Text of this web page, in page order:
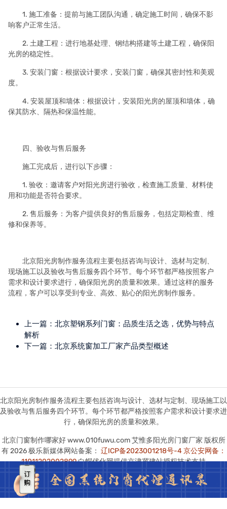
1. 施工准备：提前与施工团队沟通，确定施工时间，确保不影
响客户正常生活。
2. 土建工程：进行地基处理、钢结构搭建等土建工程，确保阳
光房的稳定性。
3. 安装门窗：根据设计要求，安装门窗，确保其密封性和美观
度。
4. 安装屋顶和墙体：根据设计，安装阳光房的屋顶和墙体，确
保其防水、隔热和保温性能。
四、验收与售后服务
施工完成后，进行以下步骤：
1. 验收：邀请客户对阳光房进行验收，检查施工质量、材料使
用和功能是否符合要求。
2. 售后服务：为客户提供良好的售后服务，包括定期检查、维
修和保养等。
北京阳光房制作服务流程主要包括咨询与设计、选材与定制、
现场施工以及验收与售后服务四个环节。每个环节都严格按照客户
需求和设计要求进行，确保阳光房的质量和效果。通过这样的服务
流程，客户可以享受到专业、高效、贴心的阳光房制作服务。
上一篇： 北京塑钢系列门窗：品质生活之选，优势与特点
解析
下一篇： 北京系统窗加工厂家产品类型概述
北京阳光房制作服务流程主要包括咨询与设计、选材与定制、现场施工以
及验收与售后服务四个环节。每个环节都严格按照客户需求和设计要求进
行，确保阳光房的质量和效果。
北京门窗制作哪家好 www.010fuwu.com 艾惟多阳光房门窗厂家 版权所
有 2026 极乐新媒体网站备案： 辽ICP备2023001218号-4 京公安网备：
11011202002899白帽优化网提供京津冀建站授权技术支持
本站图版文字视频这类版权声明：艾惟多无法鉴别所上传图片文字视频等
知识版权，如果涉猎侵犯版权或违法内容，请及时通知联系普法志愿服务
网平台法务400-039-6198，官方将在第一时间及时删除!